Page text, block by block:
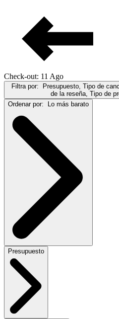
Check-out: 11 Ago
Filtra por:
Presupuesto, Tipo de
de la reseña, Tipo de
Ordenar por:
Lo más barato
Presupuesto